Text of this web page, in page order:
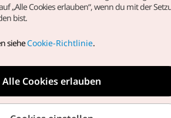
„Alle Cookies erlauben“, wenn du mit der
bist.
sieheCookie-Richtlinie.
Alle Cookies erlauben